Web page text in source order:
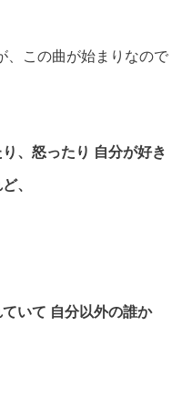
、この曲が始まりなので
、怒ったり 自分が好き
、
いて 自分以外の誰か